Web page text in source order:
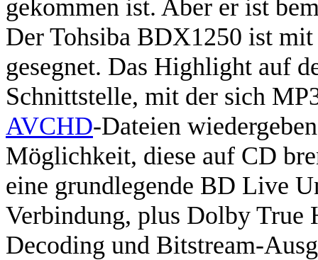
gekommen ist. Aber er ist
Der Tohsiba BDX1250 ist
gesegnet. Das Highlight auf
Schnittstelle, mit der sich
AVCHD-Dateien
Möglichkeit, diese auf CD
eine grundlegende BD Live
Verbindung, plus Dolby
Decoding und Bitstream-